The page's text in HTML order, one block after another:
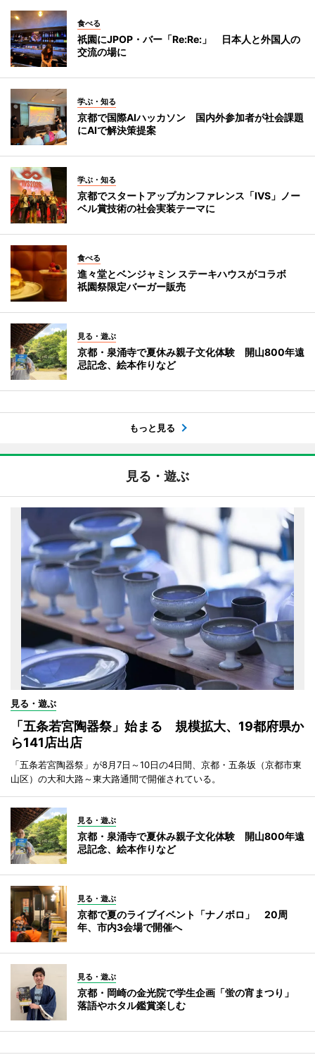
食べる
祇園にJPOP・バー「Re:Re:」 日本人と外国人の
交流の場に
学ぶ・知る
京都で国際AIハッカソン 国内外参加者が社会課題
にAIで解決策提案
学ぶ・知る
京都でスタートアップカンファレンス「IVS」ノー
ベル賞技術の社会実装テーマに
食べる
進々堂とベンジャミン ステーキハウスがコラボ
祇園祭限定バーガー販売
見る・遊ぶ
京都・泉涌寺で夏休み親子文化体験 開山800年遠
忌記念、絵本作りなど
もっと見る
見る・遊ぶ
見る・遊ぶ
「五条若宮陶器祭」始まる 規模拡大、19都府県か
ら141店出店
「五条若宮陶器祭」が8月7日～10日の4日間、京都・五条坂（京都市東
山区）の大和大路～東大路通間で開催されている。
見る・遊ぶ
京都・泉涌寺で夏休み親子文化体験 開山800年遠
忌記念、絵本作りなど
見る・遊ぶ
京都で夏のライブイベント「ナノボロ」 20周
年、市内3会場で開催へ
見る・遊ぶ
京都・岡崎の金光院で学生企画「蛍の宵まつり」
落語やホタル鑑賞楽しむ